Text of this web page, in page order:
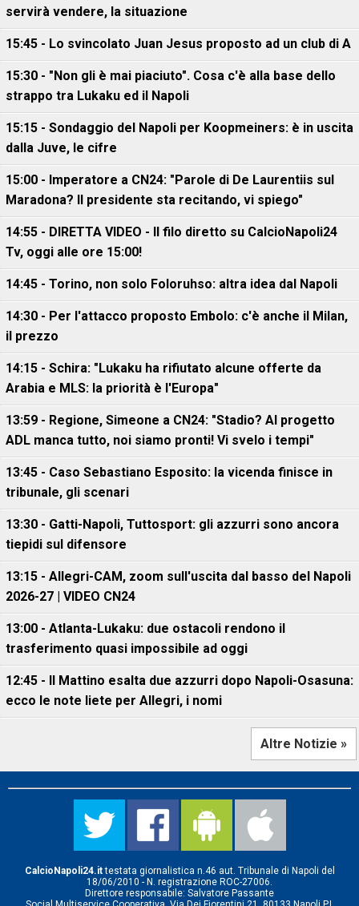
servirà vendere, la situazione
15:45 - Lo svincolato Juan Jesus proposto ad un club di A
15:30 - "Non gli è mai piaciuto". Cosa c'è alla base dello
strappo tra Lukaku ed il Napoli
15:15 - Sondaggio del Napoli per Koopmeiners: è in uscita
dalla Juve, le cifre
15:00 - Imperatore a CN24: "Parole di De Laurentiis sul
Maradona? Il presidente sta recitando, vi spiego"
14:55 - DIRETTA VIDEO - Il filo diretto su CalcioNapoli24
Tv, oggi alle ore 15:00!
14:45 - Torino, non solo Foloruhso: altra idea dal Napoli
14:30 - Per l'attacco proposto Embolo: c'è anche il Milan,
il prezzo
14:15 - Schira: "Lukaku ha rifiutato alcune offerte da
Arabia e MLS: la priorità è l'Europa"
13:59 - Regione, Simeone a CN24: "Stadio? Al progetto
ADL manca tutto, noi siamo pronti! Vi svelo i tempi"
13:45 - Caso Sebastiano Esposito: la vicenda finisce in
tribunale, gli scenari
13:30 - Gatti-Napoli, Tuttosport: gli azzurri sono ancora
tiepidi sul difensore
13:15 - Allegri-CAM, zoom sull'uscita dal basso del Napoli
2026-27 | VIDEO CN24
13:00 - Atlanta-Lukaku: due ostacoli rendono il
trasferimento quasi impossibile ad oggi
12:45 - Il Mattino esalta due azzurri dopo Napoli-Osasuna:
ecco le note liete per Allegri, i nomi
Altre Notizie »
CalcioNapoli24.ittestata giornalistica n.46 aut. Tribunale di Napoli del
18/06/2010 - N. registrazione ROC-27006.
Direttore responsabile: Salvatore Passante